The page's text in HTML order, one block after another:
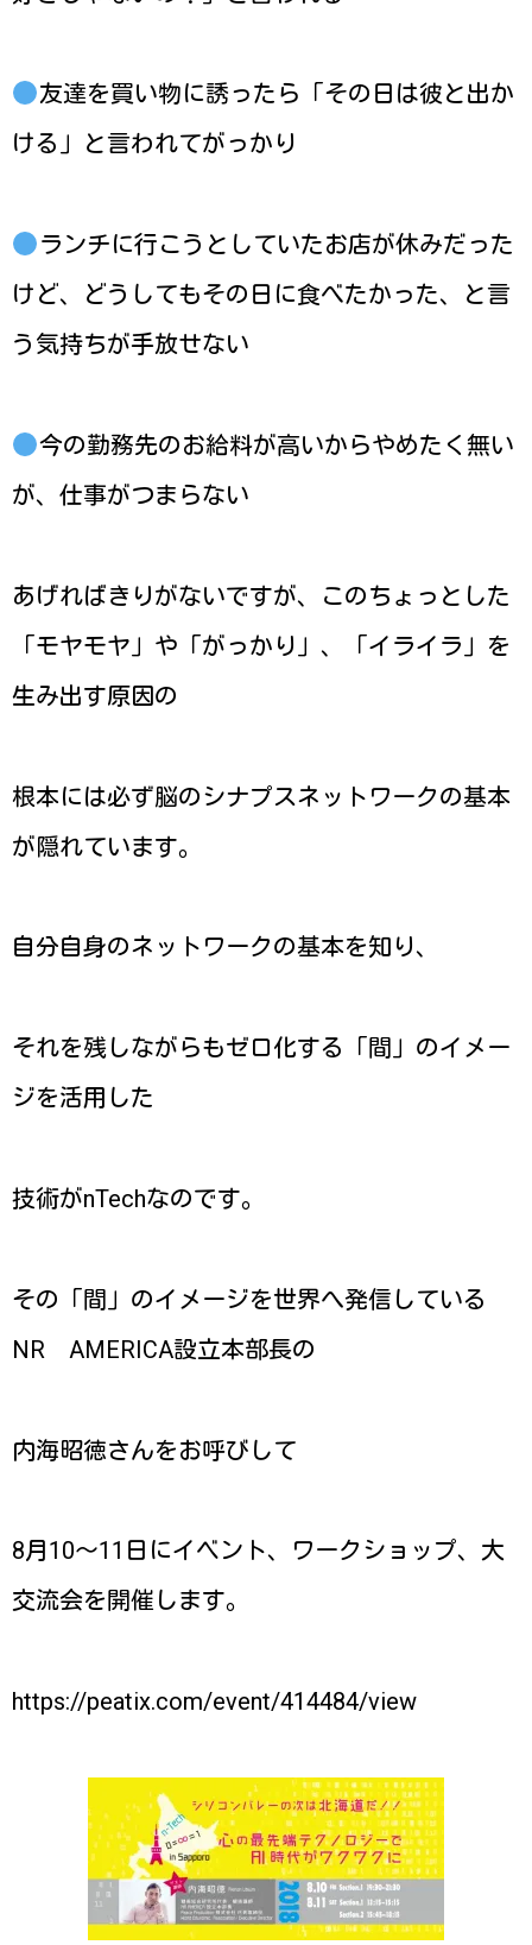
友達を買い物に誘ったら「その日は彼と出か
ける」と言われてがっかり
ランチに行こうとしていたお店が休みだった
けど、どうしてもその日に食べたかった、と言
う気持ちが手放せない
今の勤務先のお給料が高いからやめたく無い
が、仕事がつまらない
あげればきりがないですが、このちょっとした
「モヤモヤ」や「がっかり」、「イライラ」を
生み出す原因の
根本には必ず脳のシナプスネットワークの基本
が隠れています。
自分自身のネットワークの基本を知り、
それを残しながらもゼロ化する「間」のイメー
ジを活用した
技術がnTechなのです。
その「間」のイメージを世界へ発信している
NR AMERICA設立本部長の
内海昭徳さんをお呼びして
8月10〜11日にイベント、ワークショップ、大
交流会を開催します。
https://peatix.com/event/414484/view